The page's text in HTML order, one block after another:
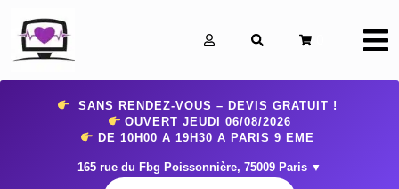
SANS RENDEZ-VOUS – DEVIS GRATUIT !
OUVERT JEUDI 06/08/2026
DE 10H00 A 19H30 A PARIS 9 EME
165 rue du Fbg Poissonnière, 75009 Paris ▼